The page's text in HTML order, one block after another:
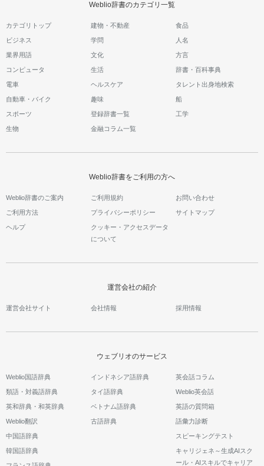
Weblio辞書のカテゴリ一覧
カテゴリトップ 建物・不動産 食品
ビジネス 学問 人名
業界用語 文化 方言
コンピュータ 生活 辞書・百科事典
電車 ヘルスケア タレント出身地検索
自動車・バイク 趣味 船
スポーツ 登録辞書一覧 工学
生物 金融コラム一覧
Weblio辞書をご利用の方へ
Weblio辞書のご案内 ご利用規約 お問い合わせ
ご利用方法 プライバシーポリシー サイトマップ
ヘルプ
クッキー・アクセスデータ
について
運営会社の紹介
運営会社サイト 会社情報 採用情報
ウェブリオのサービス
Weblio国語辞典
類語・対義語辞典
英和辞典・和英辞典
Weblio翻訳
中国語辞典
韓国語辞典
インドネシア語辞典
タイ語辞典
ベトナム語辞典
古語辞典
英会話コラム
Weblio英会話
英語の質問箱
語彙力診断
スピーキングテスト
キャリジェネ～生成AIスク
ール・AIスキルでキャリア